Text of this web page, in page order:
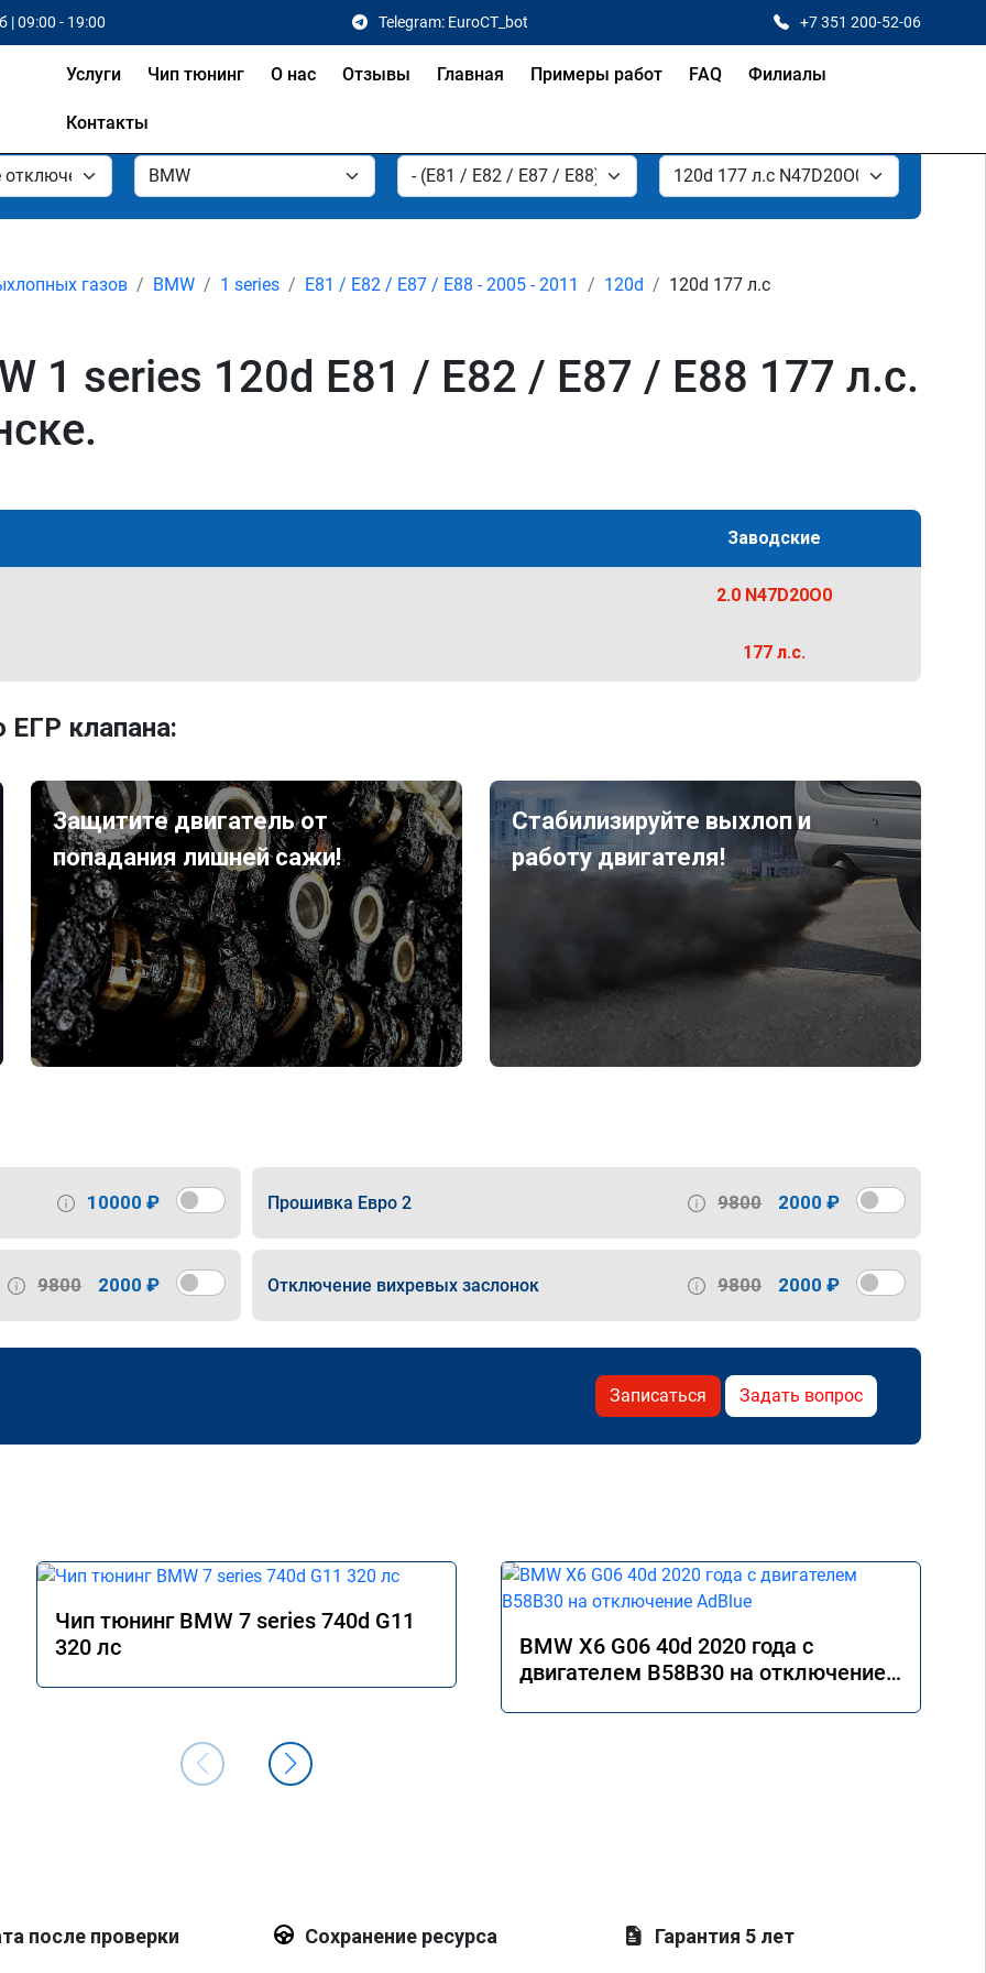
| 09:00 - 19:00 Telegram: EuroCT_bot +7 351 200-52-06
Услуги Чип тюнинг О нас Отзывы Главная Примеры работ FAQ Филиалы
Контакты
газов BMW 1 series E81 / E82 / E87 / E88 - 2005 - 2011 120d 120d 177 л.с
1 series 120d E81 / E82 / E87 / E88 177 л.с.
Заводские
2.0 N47D20O0
177 л.с.
клапана:
Защитите двигатель от
попадания лишней сажи!
Стабилизируйте выхлоп и
работу двигателя!
10000 ₽ Прошивка Евро 2 9800 2000 ₽
9800 2000 ₽ Отключение вихревых заслонок 9800 2000 ₽
Записаться Задать вопрос
Чип тюнинг BMW 7 series 740d G11
320 лс
BMW X6 G06 40d 2020 года с
двигателем B58B30 на отключение
после проверки Сохранение ресурса Гарантия 5 лет